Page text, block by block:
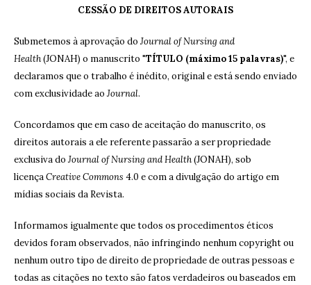
CESSÃO DE DIREITOS AUTORAIS
Submetemos à aprovação do Journal of Nursing and
Health(JONAH) o manuscrito "TÍTULO (máximo 15 palavras)", e
declaramos que o trabalho é inédito, original e está sendo enviado
com exclusividade ao Journal.
Concordamos que em caso de aceitação do manuscrito, os
direitos autorais a ele referente passarão a ser propriedade
exclusiva do Journal of Nursing and Health(JONAH), sob
licençaCreative Commons 4.0 e com a divulgação do artigo em
mídias sociais da Revista.
Informamos igualmente que todos os procedimentos éticos
devidos foram observados, não infringindo nenhum copyright ou
nenhum outro tipo de direito de propriedade de outras pessoas e
todas as citações no texto são fatos verdadeiros ou baseados em